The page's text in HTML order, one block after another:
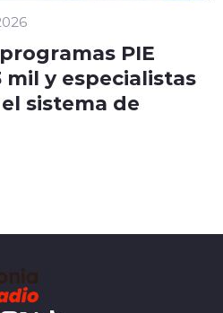
PIE
y especialistas
sistema de